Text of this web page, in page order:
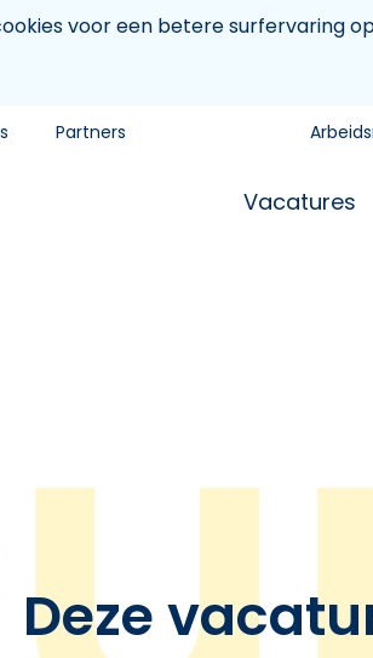
voor een betere surfervaring
Partners
Vacatures
Deze